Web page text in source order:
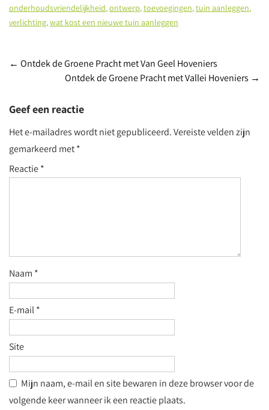
onderhoudsvriendelijkheid,ontwerp,toevoegingen,tuin aanleggen,
verlichting,wat kost een nieuwe tuin aanleggen
Post
navigation
← Ontdek de Groene Pracht met Van Geel Hoveniers
Ontdek de Groene Pracht met Vallei Hoveniers →
Geef een reactie
Het e-mailadres wordt niet gepubliceerd.Vereiste velden zijn
gemarkeerd met*
Reactie*
Naam *
E-mail*
Site
Mijn naam, e-mail en site bewaren in deze browser voor de
volgende keer wanneer ik een reactie plaats.